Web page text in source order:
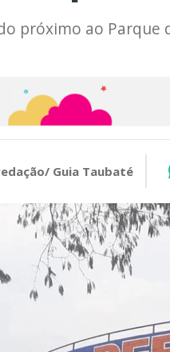
próximo ao Parque
Guia Taubaté